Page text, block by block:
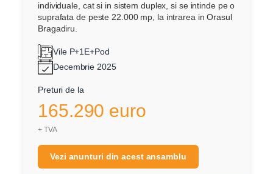
individuale, cat si in sistem duplex, si se intinde pe o
suprafata de peste 22.000 mp, la intrarea in Orasul
Bragadiru.
Vile P+1E+Pod
Decembrie 2025
Preturi de la
165.290 euro
+ TVA
Vezi anunturi din acest ansamblu